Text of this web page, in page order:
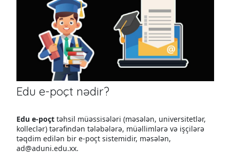
Edu e-poçt nədir?
Edu e-poçttəhsil müəssisələri (məsələn, universitetlər,
kolleclər) tərəfindən tələbələrə, müəllimlərə və işçilərə
təqdim edilən bir e-poçt sistemidir, məsələn,
ad@aduni.edu.xx.